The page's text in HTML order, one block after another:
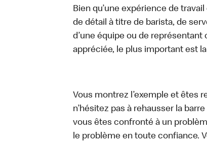
Bien qu’une expérience de
de détail à titre de barista, de
d’une équipe ou de
appréciée, le plus important est
Vous montrez l’exemple et êtes
n’hésitez pas à rehausser la
vous êtes confronté à un
le problème en toute confiance.